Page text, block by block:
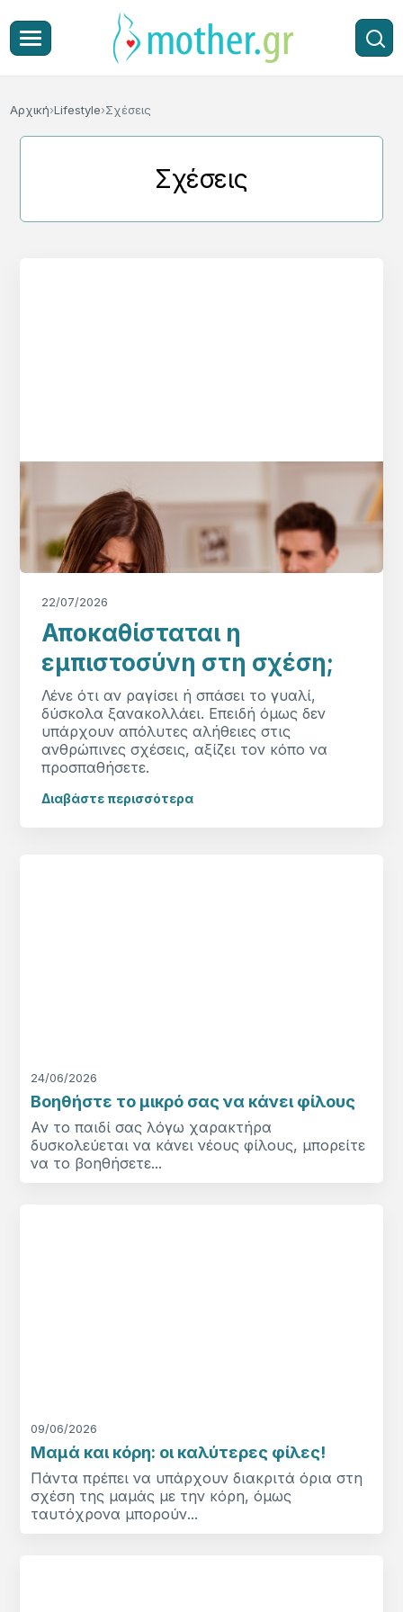
Αρχική Lifestyle Σχέσεις
Σχέσεις
22/07/2026
Αποκαθίσταται η
εμπιστοσύνη στη σχέση;
Λένε ότι αν ραγίσει ή σπάσει το γυαλί,
δύσκολα ξανακολλάει. Επειδή όμως δεν
υπάρχουν απόλυτες αλήθειες στις
ανθρώπινες σχέσεις, αξίζει τον κόπο να
προσπαθήσετε.
Διαβάστε περισσότερα
24/06/2026
Βοηθήστε το μικρό σας να κάνει φίλους
Αν το παιδί σας λόγω χαρακτήρα
δυσκολεύεται να κάνει νέους φίλους, μπορείτε
να το βοηθήσετε...
09/06/2026
Μαμά και κόρη: οι καλύτερες φίλες!
Πάντα πρέπει να υπάρχουν διακριτά όρια στη
σχέση της μαμάς με την κόρη, όμως
ταυτόχρονα μπορούν...